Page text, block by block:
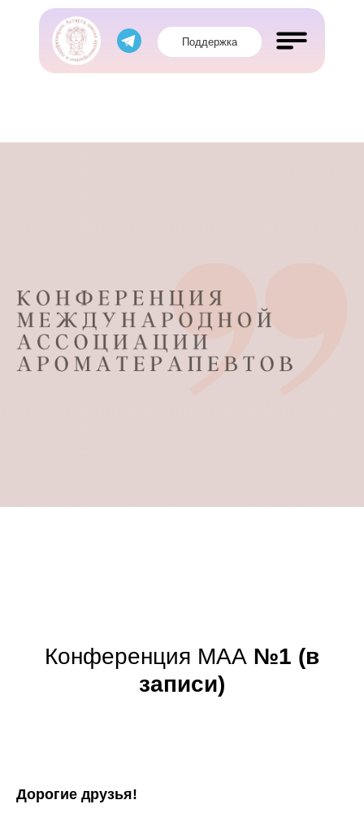
Обучение Магазин
Поддержка
Конференция МАА №1 (в
записи)
Дорогие друзья!